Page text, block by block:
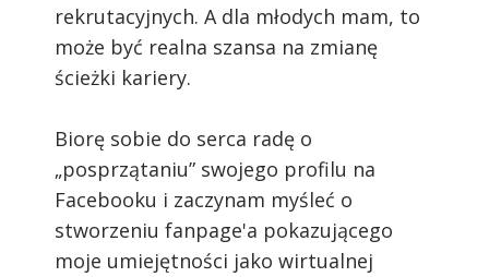
rekrutacyjnych. A dla młodych mam, to
może być realna szansa na zmianę
ścieżki kariery.
Biorę sobie do serca radę o
„posprzątaniu” swojego profilu na
Facebooku i zaczynam myśleć o
stworzeniu fanpage'a pokazującego
moje umiejętności jako wirtualnej